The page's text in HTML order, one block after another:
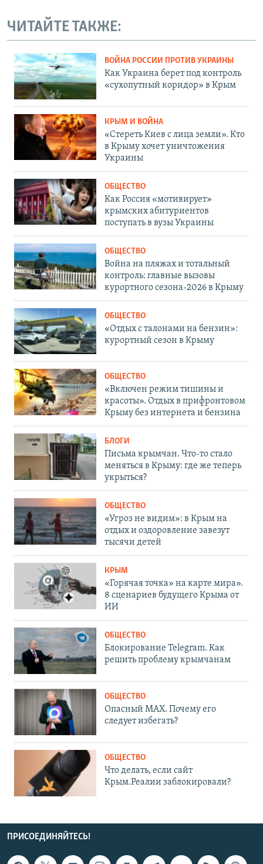
ЧИТАЙТЕ ТАКЖЕ:
ВОЙНА РОССИИ ПРОТИВ УКРАИНЫ
Как Украина берет под контроль
«сухопутный коридор» в Крым
КРЫМ И ВОЙНА
«Стереть Киев с лица земли». Кто
в Крыму хочет уничтожения
Украины
ОБЩЕСТВО
Как Россия «мотивирует»
крымских абитуриентов
поступать в вузы Украины
ОБЩЕСТВО
Война на пляжах и тотальный
контроль: главные вызовы
курортного сезона-2026 в Крыму
ОБЩЕСТВО
«Отдых с талонами на бензин»:
курортный сезон в Крыму
ОБЩЕСТВО
«Включен режим тишины и
красоты». Отдых в прифронтовом
Крыму без интернета и бензина
БЛОГИ
Письма крымчан. Что-то стало
меняться в Крыму: где же теперь
укрыться?
ОБЩЕСТВО
«Угроз не видим»: в Крым на
отдых и оздоровление завезут
тысячи детей
КРЫМ
«Горячая точка» на карте мира».
8 сценариев будущего Крыма от
ИИ
ОБЩЕСТВО
Блокирование Telegram. Как
решить проблему крымчанам
ОБЩЕСТВО
Опасный MAX. Почему его
следует избегать?
ОБЩЕСТВО
Что делать, если сайт
Крым.Реалии заблокировали?
ПРИСОЕДИНЯЙТЕСЬ!